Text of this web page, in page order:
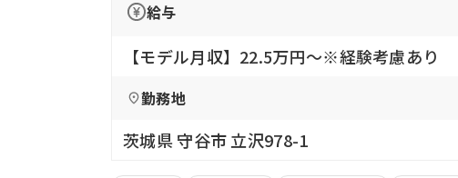
給与
【モデル月収】22.5万円〜※経験考慮あり
勤務地
茨城県 守谷市 立沢978-1